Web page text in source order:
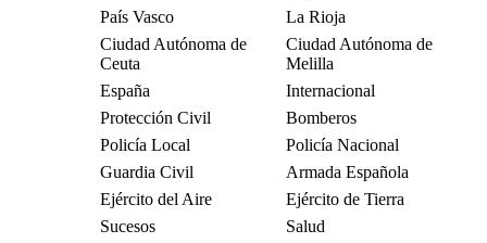
País Vasco
La Rioja
Ciudad Autónoma de
Ceuta
Ciudad Autónoma de
Melilla
España
Internacional
Protección Civil
Bomberos
Policía Local
Policía Nacional
Guardia Civil
Armada Española
Ejército del Aire
Ejército de Tierra
Sucesos
Salud